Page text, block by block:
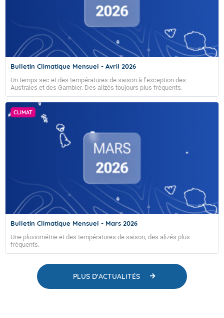
Bulletin Climatique Mensuel - Avril 2026
Un temps sec et des températures de saison à l’exception des
Australes et des Gambier. Des alizés toujours plus fréquents.
CLIMAT
Bulletin Climatique Mensuel - Mars 2026
Une pluviométrie et des températures de saison, des alizés plus
fréquents.
PLUS D'ACTUALITÉS